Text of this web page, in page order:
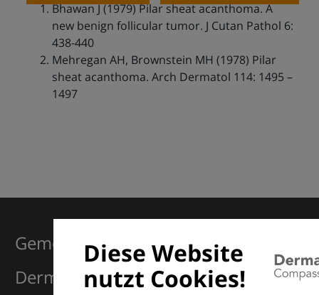
Bhawan J (1979) Pilar sheat acanthoma. A
new benign follicular tumor. J Cutan Pathol 6:
438-440
Mehregan AH, Brownstein MH (1978) Pilar
sheat acanthoma. Arch Dermatol 114: 1495 –
1497
Diese Website
nutzt Cookies!
Gemeinsam für Exzellenz in der
Dermatologie